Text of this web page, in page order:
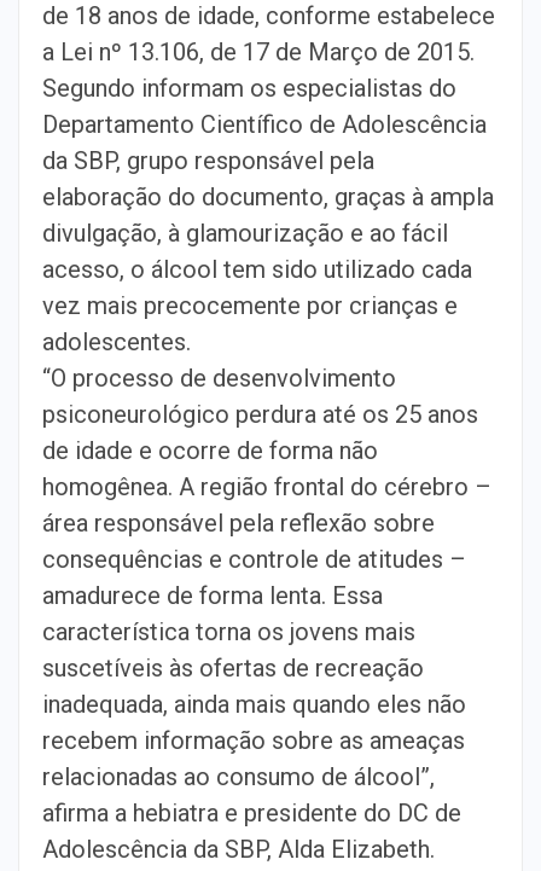
de 18 anos de idade, conforme estabelece
a Lei nº 13.106, de 17 de Março de 2015.
Segundo informam os especialistas do
Departamento Científico de Adolescência
da SBP, grupo responsável pela
elaboração do documento, graças à ampla
divulgação, à glamourização e ao fácil
acesso, o álcool tem sido utilizado cada
vez mais precocemente por crianças e
adolescentes.
“O processo de desenvolvimento
psiconeurológico perdura até os 25 anos
de idade e ocorre de forma não
homogênea. A região frontal do cérebro –
área responsável pela reflexão sobre
consequências e controle de atitudes –
amadurece de forma lenta. Essa
característica torna os jovens mais
suscetíveis às ofertas de recreação
inadequada, ainda mais quando eles não
recebem informação sobre as ameaças
relacionadas ao consumo de álcool”,
afirma a hebiatra e presidente do DC de
Adolescência da SBP, Alda Elizabeth.